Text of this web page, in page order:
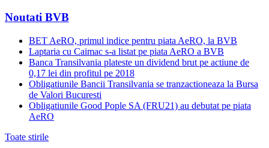
Noutati BVB
BET AeRO, primul indice pentru piata AeRO, la BVB
Laptaria cu Caimac s-a listat pe piata AeRO a BVB
Banca Transilvania plateste un dividend brut pe actiune de
0,17 lei din profitul pe 2018
Obligatiunile Bancii Transilvania se tranzactioneaza la Bursa
de Valori Bucuresti
Obligatiunile Good Pople SA (FRU21) au debutat pe piata
AeRO
Toate stirile